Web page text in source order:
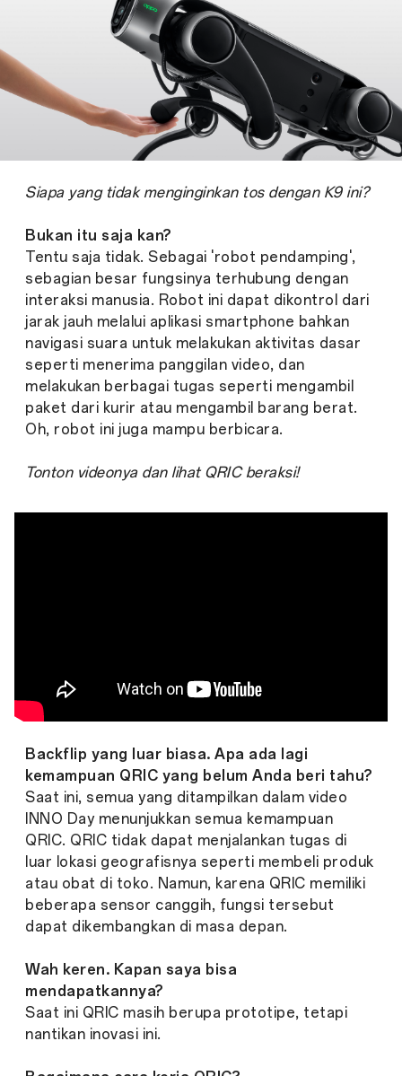
Siapa yang tidak menginginkan tos dengan K9 ini?
Bukan itu saja kan?
Tentu saja tidak. Sebagai 'robot pendamping',
sebagian besar fungsinya terhubung dengan
interaksi manusia. Robot ini dapat dikontrol dari
jarak jauh melalui aplikasi smartphone bahkan
navigasi suara untuk melakukan aktivitas dasar
seperti menerima panggilan video, dan
melakukan berbagai tugas seperti mengambil
paket dari kurir atau mengambil barang berat.
Oh, robot ini juga mampu berbicara.
Tonton videonya dan lihat QRIC beraksi!
Backflip yang luar biasa. Apa ada lagi
kemampuan QRIC yang belum Anda beri tahu?
Saat ini, semua yang ditampilkan dalam video
INNO Day menunjukkan semua kemampuan
QRIC. QRIC tidak dapat menjalankan tugas di
luar lokasi geografisnya seperti membeli produk
atau obat di toko. Namun, karena QRIC memiliki
beberapa sensor canggih, fungsi tersebut
dapat dikembangkan di masa depan.
Wah keren. Kapan saya bisa
mendapatkannya?
Saat ini QRIC masih berupa prototipe, tetapi
nantikan inovasi ini.